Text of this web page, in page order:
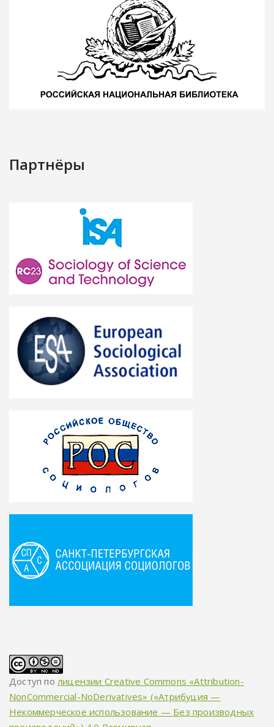
Партнёры
Доступ полицензии Creative Commons «Attribution-
NonCommercial-NoDerivatives» («Атрибуция —
Некоммерческое использование — Без производных